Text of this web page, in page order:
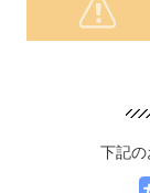
下記の